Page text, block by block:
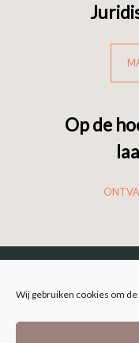
Wij gebruiken cookies om
Op de